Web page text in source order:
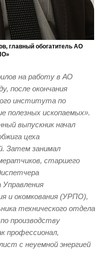
главный обогатитель АО
на работу в АО
после окончания
института по
полезных ископаемых».
выпускник начал
цеха
Затем занимал
старшего
Управления
и окомкования (УРПО),
технического отдела
производству
профессионал,
с неуемной энергией